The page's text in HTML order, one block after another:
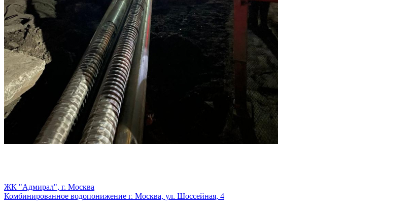
ЖК "Адмирал", г. Москва
Комбинированное водопонижение г. Москва, ул. Шоссейная, 4